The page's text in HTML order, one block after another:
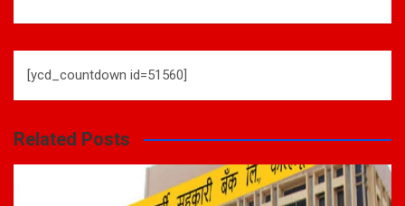
[ycd_countdown id=51560]
Related Posts